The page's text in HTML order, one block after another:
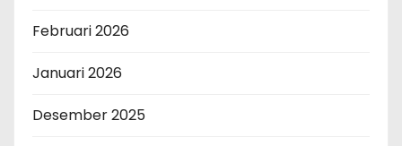
Februari 2026
Januari 2026
Desember 2025